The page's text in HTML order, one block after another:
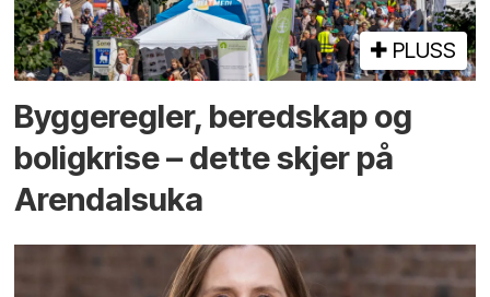
PLUSS
Bygge­regler, beredskap og
bolig­krise – dette skjer på
Arendals­uka